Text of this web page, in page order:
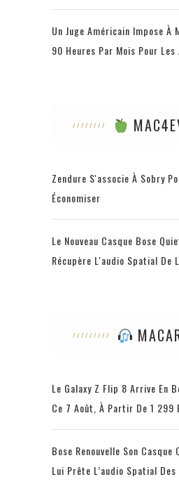
Un Juge Américain Impose À
90 Heures Par Mois Pour Les
Zendure S'associe À Sobry
Économiser
Le Nouveau Casque Bose
Récupère L'audio Spatial De
Le Galaxy Z Flip 8 Arrive En
Ce 7 Août, À Partir De 1 299
Bose Renouvelle Son
Lui Prête L’audio Spatial